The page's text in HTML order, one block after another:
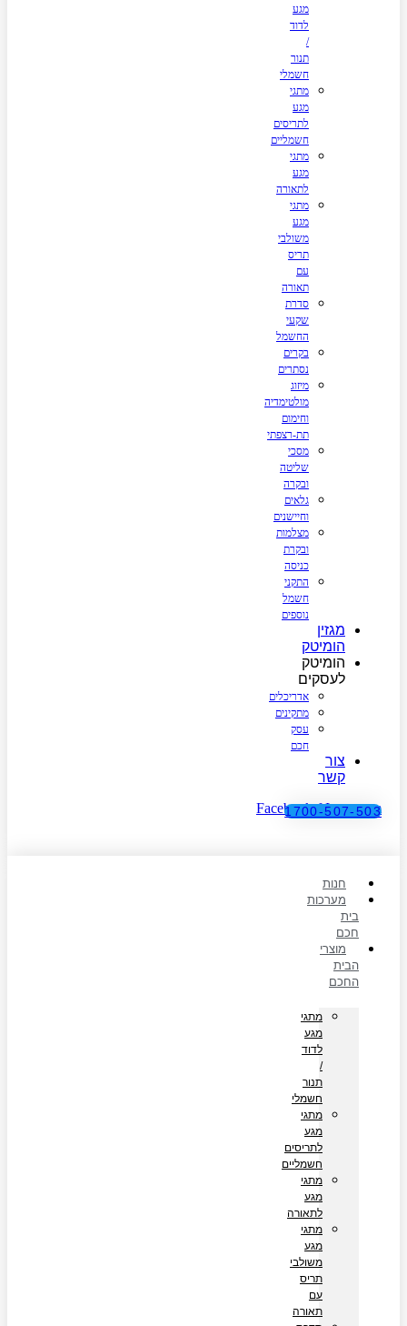
מגע
לדוד
/
תנור
חשמלי
מתגי
מגע
לתריסים
חשמליים
מתגי
מגע
לתאורה
מתגי
מגע
משולבי
תריס
עם
תאורה
סדרת
שקעי
החשמל
בקרים
נסתרים
מיזוג
מולטימדיה
וחימום
תת-רצפתי
מסכי
שליטה
ובקרה
גלאים
וחיישנים
מצלמות
ובקרת
כניסה
התקני
חשמל
נוספים
מגזין
הומיטק
הומיטק
לעסקים
אדריכלים
מתקינים
עסק
חכם
צור
קשר
Facebook-f Instagram
1700-507-503
חנות
מערכות
בית
חכם
מוצרי
הבית
החכם
מתגי
מגע
לדוד
/
תנור
חשמלי
מתגי
מגע
לתריסים
חשמליים
מתגי
מגע
לתאורה
מתגי
מגע
משולבי
תריס
עם
תאורה